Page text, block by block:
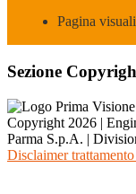
Pagina
Sezione
Copyright 2026 |
Parma S.p.A. |
Disclaimer